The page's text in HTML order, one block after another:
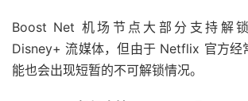
Boost Net 机场节点大部分支持解
Disney+ 流媒体，但由于 Netflix 官方经
能也会出现短暂的不可解锁情况。